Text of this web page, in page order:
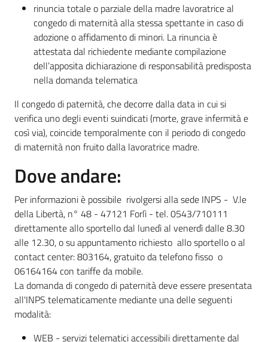
rinuncia totale o parziale della madre lavoratrice al
congedo di maternità alla stessa spettante in caso di
adozione o affidamento di minori. La rinuncia è
attestata dal richiedente mediante compilazione
dell’apposita dichiarazione di responsabilità predisposta
nella domanda telematica
Il congedo di paternità, che decorre dalla data in cui si
verifica uno degli eventi suindicati (morte, grave infermità e
così via), coincide temporalmente con il periodo di congedo
di maternità non fruito dalla lavoratrice madre.
Dove andare:
Per informazioni è possibile rivolgersi alla sede INPS - V.le
della Libertà, n° 48 - 47121 Forlì - tel. 0543/710111
direttamente allo sportello dal lunedì al venerdì dalle 8.30
alle 12.30, o su appuntamento richiesto allo sportello o al
contact center: 803164, gratuito da telefono fisso o
06164164 con tariffe da mobile.
La domanda di congedo di paternità deve essere presentata
all'INPS telematicamente mediante una delle seguenti
modalità:
WEB - servizi telematici accessibili direttamente dal